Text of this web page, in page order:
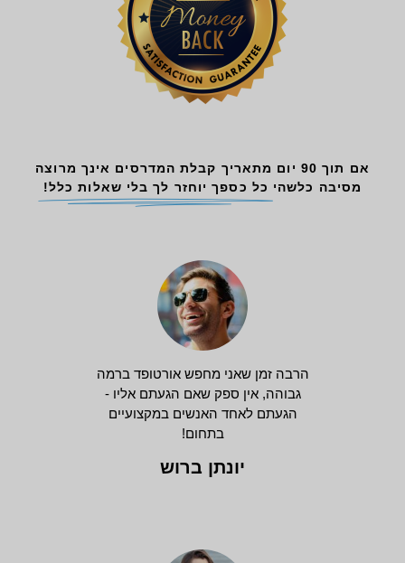
אם תוך 90 יום מתאריך קבלת המדרסים אינך מרוצה
מסיבה כלשהי כל כספך יוחזר לך בלי שאלות כלל!
הרבה זמן שאני מחפש אורטופד ברמה
גבוהה, אין ספק שאם הגעתם אליו -
הגעתם לאחד האנשים במקצועיים
בתחום!
יונתן ברוש